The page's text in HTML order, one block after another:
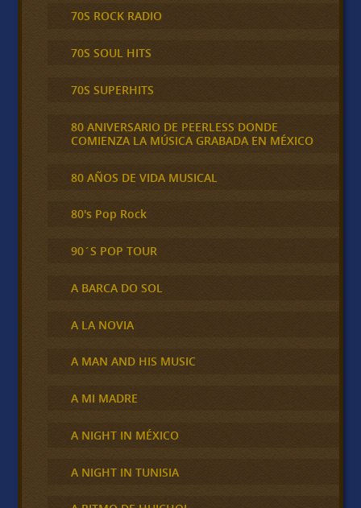
70S ROCK RADIO
70S SOUL HITS
70S SUPERHITS
80 ANIVERSARIO DE PEERLESS DONDE
COMIENZA LA MÚSICA GRABADA EN MÉXICO
80 AÑOS DE VIDA MUSICAL
80's Pop Rock
90´S POP TOUR
A BARCA DO SOL
A LA NOVIA
A MAN AND HIS MUSIC
A MI MADRE
A NIGHT IN MÉXICO
A NIGHT IN TUNISIA